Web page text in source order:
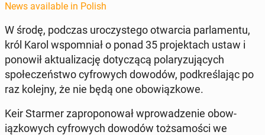
News available in Polish
W środę, podczas uroczys­tego ot­war­cia par­la­men­tu,
król Karol wspom­ni­ał o ponad 35 pro­jek­tach ustaw i
ponowił ak­tu­al­iza­cję doty­czącą po­laryzu­ją­cych
społeczeńst­wo cyfrowych dowodów, pod­kreśla­jąc po
raz kolejny, że nie będą one obow­iązkowe.
Keir Starmer za­pro­ponował wprowadze­nie obow­
iązkowych cyfrowych dowodów tożsamoś­ci we